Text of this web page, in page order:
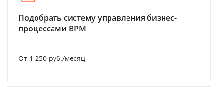
Подобрать систему управления бизнес-
процессами BPM
От 1 250 руб./месяц